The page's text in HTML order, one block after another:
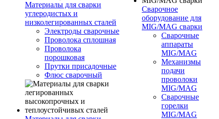
Материалы для сварки
углеродистых и
низколегированных сталей
Электроды сварочные
Проволока сплошная
Проволока
порошковая
Прутки присадочные
Флюс сварочный
Сварочное
оборудование для
MIG/MAG сварки
Сварочные
аппараты
MIG/MAG
Механизмы
подачи
проволоки
MIG/MAG
Сварочные
горелки
MIG/MAG